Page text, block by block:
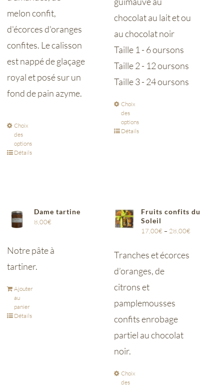
melon confit,
d'écorces d'oranges
confites. Le calisson
est nappé de glaçage
royal et posé sur un
fond de pain azyme.
Choix
des
options
Détails
chocolat au lait et ou
au chocolat noir
Taille 1 - 6 oursons
Taille 2 - 12 oursons
Taille 3 - 24 oursons
Choix
des
options
Détails
Dame tartine
8,00€
Notre pâte à
tartiner.
Ajouter
au
panier
Détails
Fruits confits du
Soleil
17,00€ – 28,00€
Tranches et écorces
d’oranges, de
citrons et
pamplemousses
confits enrobage
partiel au chocolat
noir.
Choix
des